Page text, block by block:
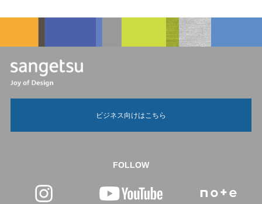
ビジネス向けはこちら
FOLLOW